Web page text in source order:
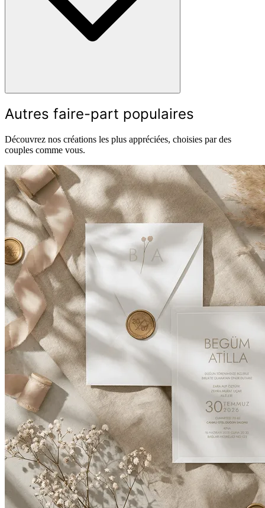
Autres faire-part populaires
Découvrez nos créations les plus appréciées, choisies par des
couples comme vous.